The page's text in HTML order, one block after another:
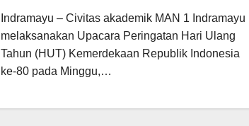
Indramayu – Civitas akademik MAN 1 Indramayu
melaksanakan Upacara Peringatan Hari Ulang
Tahun (HUT) Kemerdekaan Republik Indonesia
ke-80 pada Minggu,…